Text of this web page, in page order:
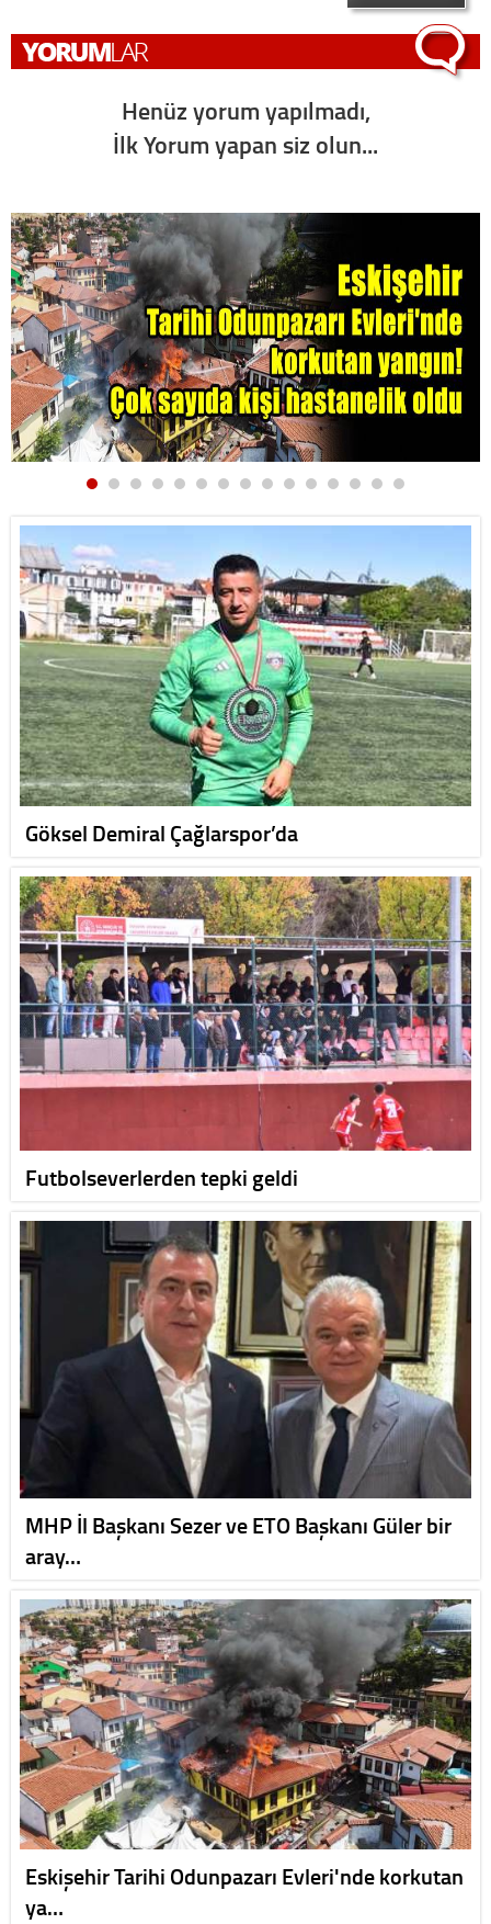
Henüz yorum yapılmadı,
İlk Yorum yapan siz olun...
Göksel Demiral Çağlarspor’da
Futbolseverlerden tepki geldi
MHP İl Başkanı Sezer ve ETO Başkanı Güler bir
aray…
Eskişehir Tarihi Odunpazarı Evleri'nde korkutan
ya…